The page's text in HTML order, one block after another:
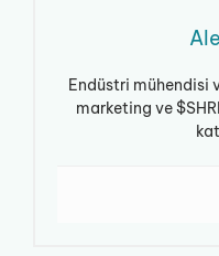
Endüstri mühendisi
marketing ve